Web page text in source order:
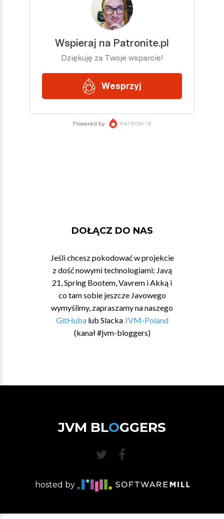
DOŁĄCZ DO NAS
Jeśli chcesz pokodować w projekcie
z dość nowymi technologiami: Javą
21, Spring Bootem, Vavrem i Akką i
co tam sobie jeszcze Javowego
wymyślimy, zapraszamy na naszego
GitHubalub Slacka JVM-Poland
(kanał #jvm-bloggers)
JVM BLOGGERS
hosted by